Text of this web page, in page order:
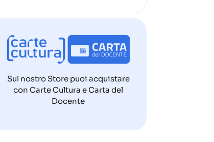
Sul nostro Store puoi acquistare
con Carte Cultura e Carta del
Docente